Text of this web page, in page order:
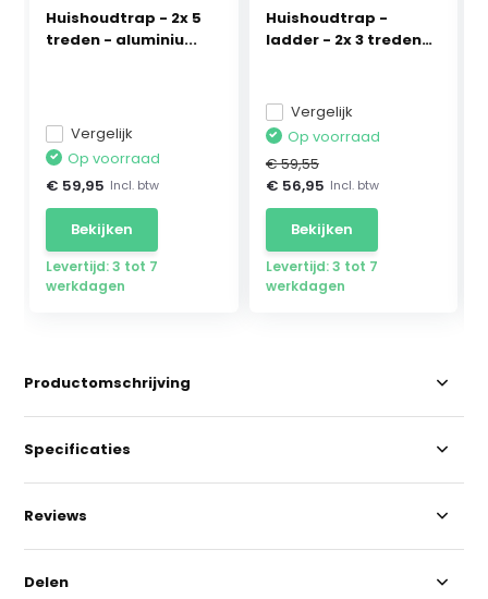
Huishoudtrap - 2x 5
treden - aluminiu...
Vergelijk
Op voorraad
€ 59,95 Incl. btw
Bekijken
Levertijd: 3 tot 7
werkdagen
Huishoudtrap -
ladder - 2x 3 treden
Vergelijk
Op voorraad
€ 59,55
€ 56,95 Incl. btw
Bekijken
Levertijd: 3 tot 7
werkdagen
Productomschrijving
Specificaties
Reviews
Delen